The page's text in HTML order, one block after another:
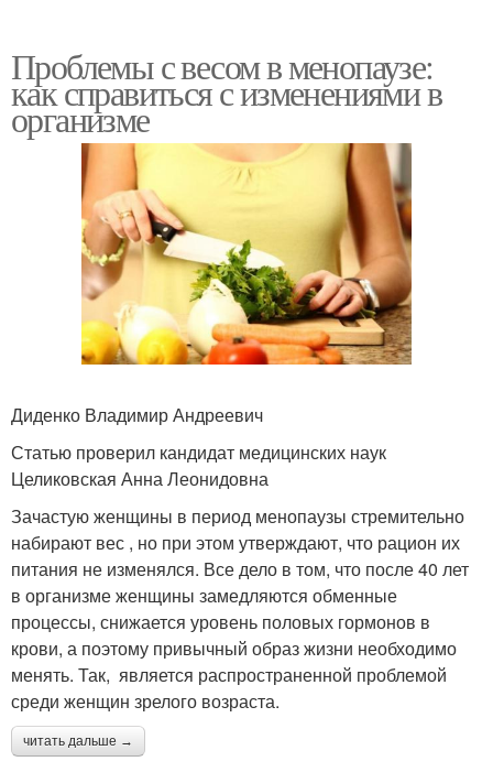
Проблемы с весом в менопаузе:
как справиться с изменениями в
организме
Диденко Владимир Андреевич
Статью проверил кандидат медицинских наук
Целиковская Анна Леонидовна
Зачастую женщины в период менопаузы стремительно
набирают вес , но при этом утверждают, что рацион их
питания не изменялся. Все дело в том, что после 40 лет
в организме женщины замедляются обменные
процессы, снижается уровень половых гормонов в
крови, а поэтому привычный образ жизни необходимо
менять. Так, является распространенной проблемой
среди женщин зрелого возраста.
читать дальше →